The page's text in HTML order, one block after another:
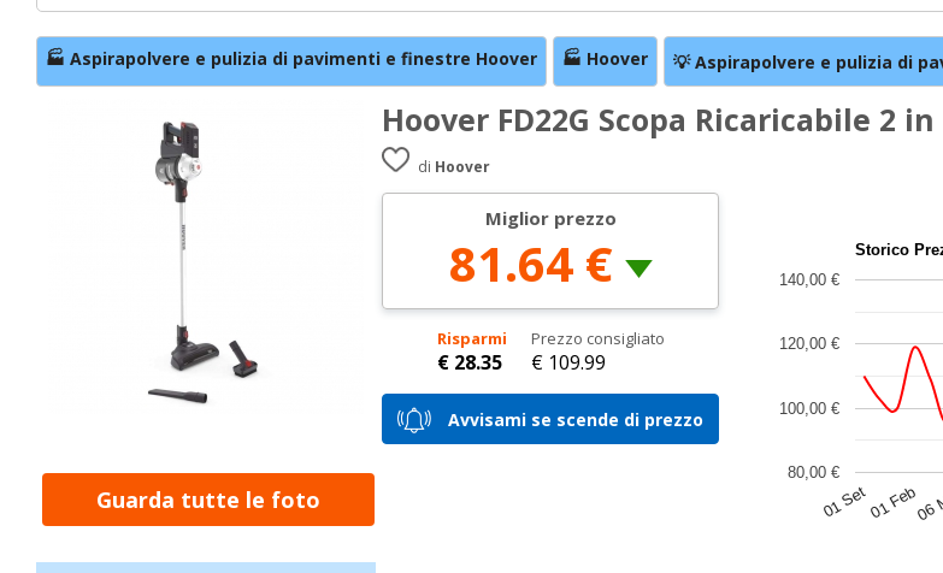
🏭 Aspirapolvere e pulizia di pavimenti e finestre Hoover 🏭 Hoover 💡 Aspirapolvere e pulizia di
Guarda tutte le foto
Hoover FD22G Scopa Ricaricabile 2
di Hoover
Miglior prezzo
81.64 €
Risparmi
€ 28.35
Prezzo consigliato
€ 109.99
Avvisami se scende di prezzo
Storico
01 Set01 Feb06
80,00 €
100,00 €
120,00 €
140,00 €